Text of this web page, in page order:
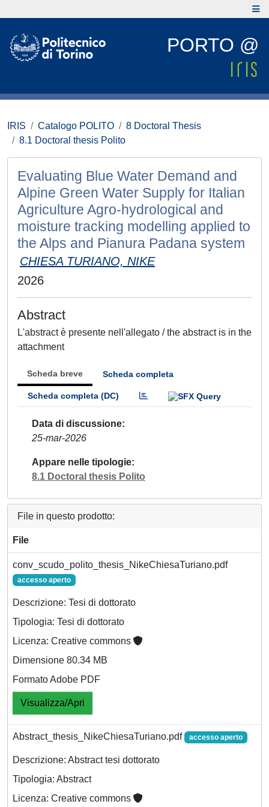
PORTO @
IRIS Catalogo POLITO
8 Doctoral Thesis
8.1 Doctoral thesis Polito
Evaluating Blue Water Demand and
Alpine Green Water Supply for Italian
Agriculture Agro-hydrological and
moisture tracking modelling applied to
the Alps and Pianura Padana system
CHIESA TURIANO, NIKE
2026
Abstract
L'abstract è presente nell'allegato / the abstract is in the
attachment
Scheda breve Scheda completa
Scheda completa (DC)
Data di discussione
25-mar-2026
Appare nelle tipologie
8.1 Doctoral thesis Polito
File in questo prodotto:
File
conv_scudo_polito_thesis_NikeChiesaTuriano.pdf
accesso aperto
Descrizione: Tesi di dottorato
Tipologia: Tesi di dottorato
Licenza: Creative commons
Dimensione 80.34 MB
Formato Adobe PDF
Visualizza/Apri
Abstract_thesis_NikeChiesaTuriano.pdf accesso aperto
Descrizione: Abstract tesi dottorato
Tipologia: Abstract
Licenza: Creative commons